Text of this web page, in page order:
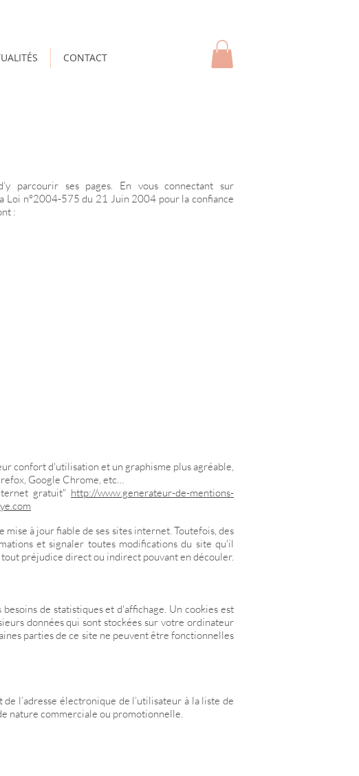
CONTACT
parcourir ses pages. En vous connectant sur
Loi n°2004-575 du 21 Juin 2004 pour la confiance
:
confort d'utilisation et un graphisme plus agréable,
Google Chrome, etc…
gratuit" http://www.generateur-de-mentions-
à jour fiable de ses sites internet. Toutefois, des
et signaler toutes modifications du site qu'il
préjudice direct ou indirect pouvant en découler.
de statistiques et d'affichage. Un cookies est
données qui sont stockées sur votre ordinateur
parties de ce site ne peuvent être fonctionnelles
de l’adresse électronique de l’utilisateur à la liste de
nature commerciale ou promotionnelle.